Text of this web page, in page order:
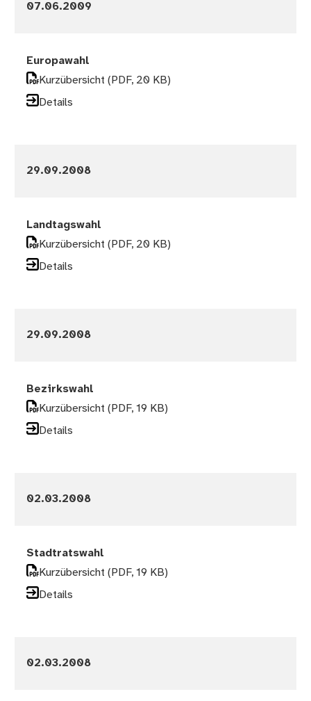
07.06.2009
Europawahl
Kurzübersicht(PDF, 20 KB)
Details
29.09.2008
Landtagswahl
Kurzübersicht(PDF, 20 KB)
Details
29.09.2008
Bezirkswahl
Kurzübersicht(PDF, 19 KB)
Details
02.03.2008
Stadtratswahl
Kurzübersicht(PDF, 19 KB)
Details
02.03.2008